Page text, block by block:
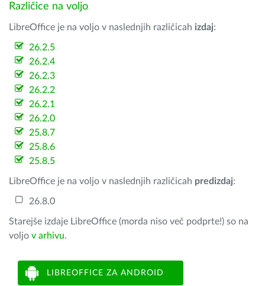
Različice na voljo
LibreOffice je na voljo v naslednjih različicah izdaj:
26.2.5
26.2.4
26.2.3
26.2.2
26.2.1
26.2.0
25.8.7
25.8.6
25.8.5
LibreOffice je na voljo v naslednjih različicah predizdaj:
26.8.0
Starejše izdaje LibreOffice (morda niso več podprte!) so na
voljo v arhivu.
LIBREOFFICE ZA ANDROID